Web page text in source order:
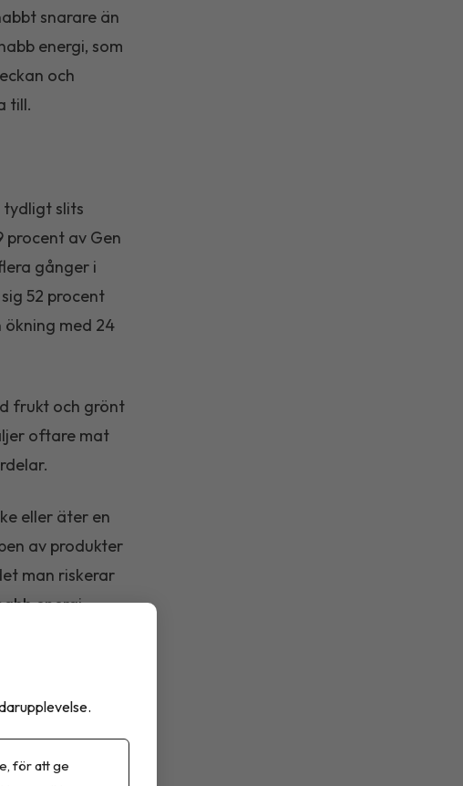
snarare än
energi, som
och
till.
slits
procent av Gen
gånger i
52 procent
med 24
frukt och grönt
oftare mat
eller äter en
av produkter
man riskerar
energi
för att ge